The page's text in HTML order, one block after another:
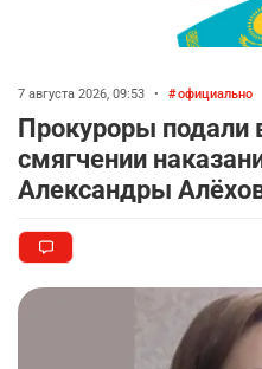
7 августа 2026, 09:53 • официально
Прокуроры подали
смягчении
Александры